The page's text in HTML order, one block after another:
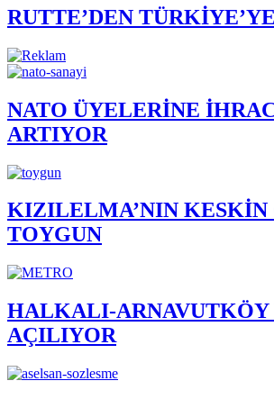
RUTTE’DEN
NATO ÜYELERİNE
ARTIYOR
KIZILELMA’NIN KESKİN
TOYGUN
HALKALI-
AÇILIYOR